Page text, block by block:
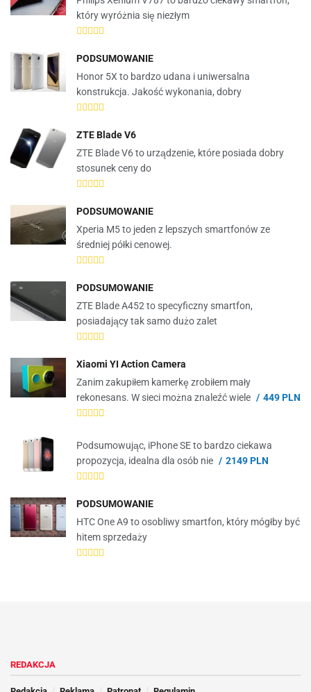
który wyróżnia się niezłym
PODSUMOWANIE
Honor 5X to bardzo udana i uniwersalna
konstrukcja. Jakość wykonania, dobry
ZTE Blade V6
ZTE Blade V6 to urządzenie, które posiada dobry
stosunek ceny do
PODSUMOWANIE
Xperia M5 to jeden z lepszych smartfonów ze
średniej półki cenowej.
PODSUMOWANIE
ZTE Blade A452 to specyficzny smartfon,
posiadający tak samo dużo zalet
Xiaomi YI Action Camera
Zanim zakupiłem kamerkę zrobiłem mały
rekonesans. W sieci można znaleźć wiele
449 PLN
Podsumowując, iPhone SE to bardzo ciekawa
propozycja, idealna dla osób nie
2149 PLN
PODSUMOWANIE
HTC One A9 to osobliwy smartfon, który mógłby być
hitem sprzedaży
REDAKCJA